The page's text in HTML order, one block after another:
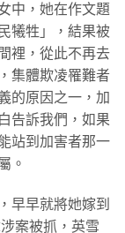
中，她在作文題
犧牲」，結果被
裡，從此不再去
集體欺凌罹難者
的原因之一，加
告訴我們，如果
站到加害者那一
。
早早就將她嫁到
案被抓，英雪